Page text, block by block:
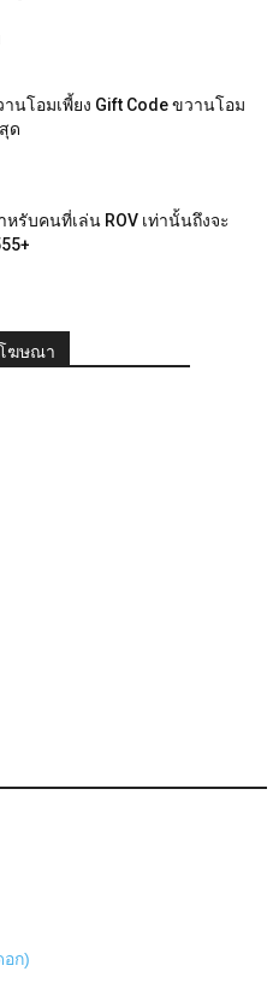
นโอมเพี้ยง Gift Code ขวานโอม
ด
รับคนที่เล่น ROV เท่านั้นถึงจะ
ฆษณา
ก)